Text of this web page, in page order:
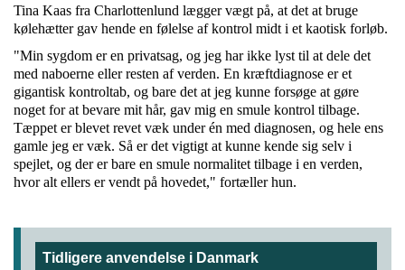
Tina Kaas fra Charlottenlund lægger vægt på, at det at bruge
kølehætter gav hende en følelse af kontrol midt i et kaotisk forløb.
"Min sygdom er en privatsag, og jeg har ikke lyst til at dele det
med naboerne eller resten af verden. En kræftdiagnose er et
gigantisk kontroltab, og bare det at jeg kunne forsøge at gøre
noget for at bevare mit hår, gav mig en smule kontrol tilbage.
Tæppet er blevet revet væk under én med diagnosen, og hele ens
gamle jeg er væk. Så er det vigtigt at kunne kende sig selv i
spejlet, og der er bare en smule normalitet tilbage i en verden,
hvor alt ellers er vendt på hovedet," fortæller hun.
Tidligere anvendelse i Danmark